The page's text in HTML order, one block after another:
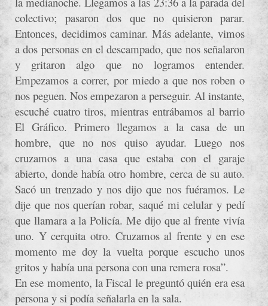
colectivo; pasaron dos que no quisieron parar.
Entonces, decidimos caminar. Más adelante, vimos
a dos personas en el descampado, que nos señalaron
y gritaron algo que no logramos entender.
Empezamos a correr, por miedo a que nos roben o
nos peguen. Nos empezaron a perseguir. Al instante,
escuché cuatro tiros, mientras entrábamos al barrio
El Gráfico. Primero llegamos a la casa de un
hombre, que no nos quiso ayudar. Luego nos
cruzamos a una casa que estaba con el garaje
abierto, donde había otro hombre, cerca de su auto.
Sacó un trenzado y nos dijo que nos fuéramos. Le
dije que nos querían robar, saqué mi celular y pedí
que llamara a la Policía. Me dijo que al frente vivía
uno. Y cerquita otro. Cruzamos al frente y en ese
momento me doy la vuelta porque escucho unos
gritos y había una persona con una remera rosa”.
En ese momento, la Fiscal le preguntó quién era esa
persona y si podía señalarla en la sala.